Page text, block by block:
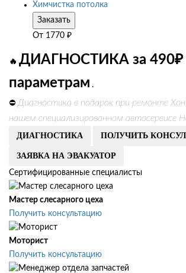
Химчистка потолка
Заказать
От 1770 ₽
🔥 ДИАГНОСТИКА за 490₽
параметрам .
⛔ Диагностика в подарок при ремонте
нашем специализированном автосервисе
ДИАГНОСТИКА ПОЛУЧИТЬ
ЗАЯВКА НА ЭВАКУАТОР
Сертифицированные специалисты
Мастер слесарного цеха
Получить консультацию
Моторист
Получить консультацию